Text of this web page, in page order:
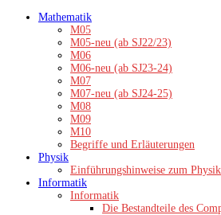
Zum
Mathematik
M05
M05-neu (ab SJ22/23)
M06
M06-neu (ab SJ23-24)
M07
M07-neu (ab SJ24-25)
M08
M09
M10
Begriffe und Erläuterungen
Physik
Einführungshinweise zum
Informatik
Informatik
Die Bestandteile des